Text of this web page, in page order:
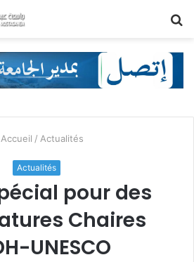
Accueil / Actualités
Actualités
pour des
Chaires
UNESCO